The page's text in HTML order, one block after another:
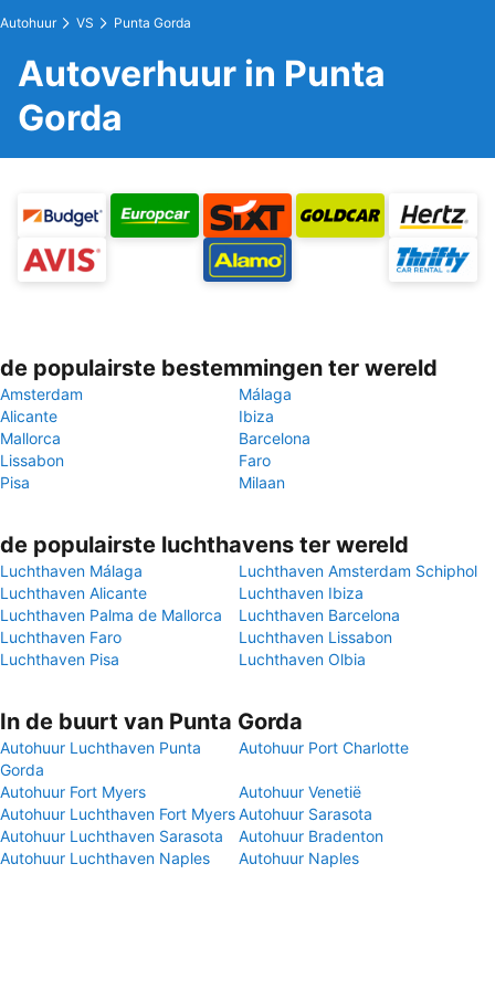
Autohuur VS Punta Gorda
Autoverhuur in Punta
Gorda
de populairste bestemmingen ter wereld
Amsterdam
Málaga
Alicante
Ibiza
Mallorca
Barcelona
Lissabon
Faro
Pisa
Milaan
de populairste luchthavens ter wereld
Luchthaven Málaga
Luchthaven Amsterdam Schiphol
Luchthaven Alicante
Luchthaven Ibiza
Luchthaven Palma de Mallorca
Luchthaven Barcelona
Luchthaven Faro
Luchthaven Lissabon
Luchthaven Pisa
Luchthaven Olbia
In de buurt van Punta Gorda
Autohuur Luchthaven Punta
Gorda
Autohuur Port Charlotte
Autohuur Fort Myers
Autohuur Venetië
Autohuur Luchthaven Fort MyersAutohuur Sarasota
Autohuur Luchthaven Sarasota
Autohuur Bradenton
Autohuur Luchthaven Naples
Autohuur Naples